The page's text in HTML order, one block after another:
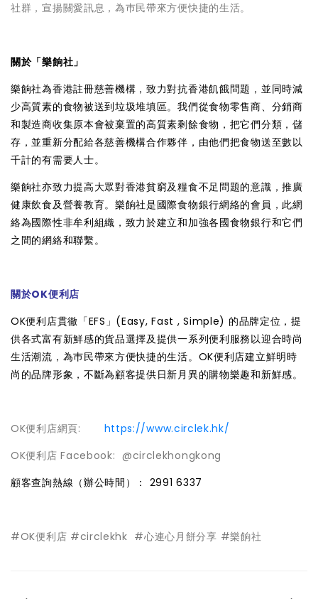
社群，宣揚關愛訊息，為巿民帶來方便快捷的生活。
關於「樂餉社」
樂餉社為香港註冊慈善機構，致力對抗香港飢餓問題，並同時減
少高質素的食物被送到垃圾堆填區。我們從食物零售商、分銷商
和製造商收集原本會被棄置的高質素剩餘食物，把它們分類，儲
存，並重新分配給各慈善機構合作夥伴，由他們把食物送至數以
千計的有需要人士。
樂餉社亦致力提高大眾對香港貧窮及糧食不足問題的意識，推廣
健康飲食及營養教育。樂餉社是國際食物銀行網絡的會員，此網
絡為國際性非牟利組織，致力於建立和加強各國食物銀行和它們
之間的網絡和聯繫。
關於OK便利店
OK便利店貫徹「EFS」(Easy, Fast , Simple) 的品牌定位，提
供各式富有新鮮感的貨品選擇及提供一系列便利服務以迎合時尚
生活潮流，為巿民帶來方便快捷的生活。OK便利店建立鮮明時
尚的品牌形象，不斷為顧客提供日新月異的購物樂趣和新鮮感。
OK便利店網頁: https://www.circlek.hk/
OK便利店 Facebook: @circlekhongkong
顧客查詢熱線（辦公時間）： 2991 6337
#OK便利店 #circlekhk #心連心月餅分享 #樂餉社